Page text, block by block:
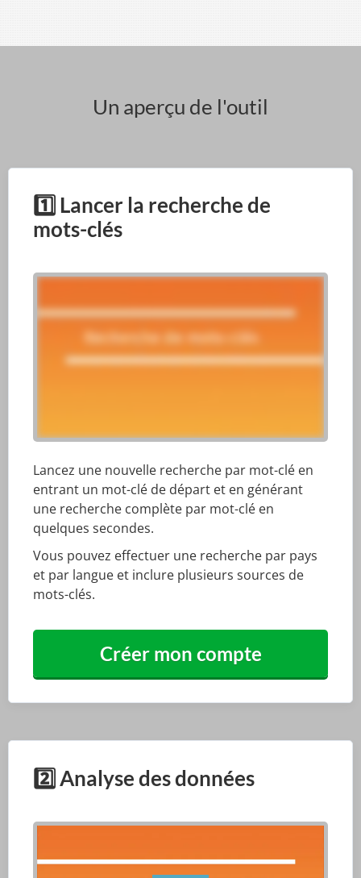
Un aperçu de l'outil
1️⃣ Lancer la recherche de
mots-clés
Lancez une nouvelle recherche par mot-clé en
entrant un mot-clé de départ et en générant
une recherche complète par mot-clé en
quelques secondes.
Vous pouvez effectuer une recherche par pays
et par langue et inclure plusieurs sources de
mots-clés.
Créer mon compte
2️⃣ Analyse des données